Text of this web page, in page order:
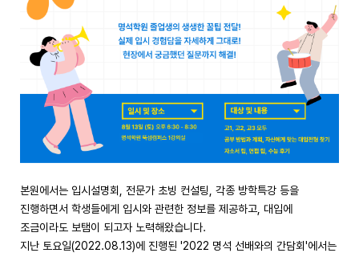
본원에서는 입시설명회, 전문가 초빙 컨설팅, 각종 방학특강 등을
진행하면서 학생들에게 입시와 관련한 정보를 제공하고, 대입에
조금이라도 보탬이 되고자 노력해왔습니다.
지난 토요일(2022.08.13)에 진행된 '2022 명석 선배와의 간담회'에서는